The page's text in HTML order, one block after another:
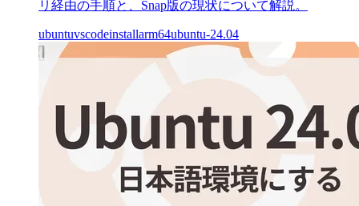
リ経由の手順と、Snap版の現状について解説。
ubuntuvscodeinstallarm64ubuntu-24.04